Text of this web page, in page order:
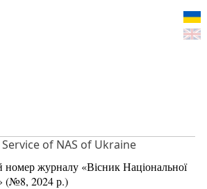
Service of NAS of Ukraine
журналу «Вісник Національної
(№8, 2024 р.)